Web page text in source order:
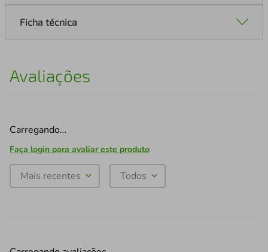
Ficha técnica
Avaliações
Carregando…
Faça login para avaliar este produto
Mais recentes Todos